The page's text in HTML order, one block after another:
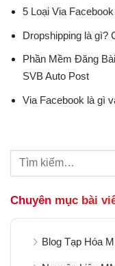
5 Loại Via
Dropshipping là gì?
Phần Mềm Đăng
SVB Auto Post
Via Facebook là gì
Chuyên mục bài
Blog Tạp Hóa